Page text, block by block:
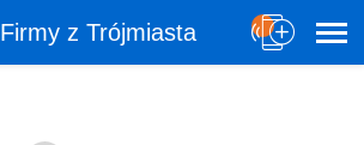
Firmy z Trójmiasta